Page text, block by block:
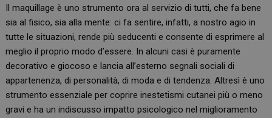
Il maquillage è uno strumento ora al servizio di tutti, che fa bene
sia al fisico, sia alla mente: ci fa sentire, infatti, a nostro agio in
tutte le situazioni, rende più seducenti e consente di esprimere al
meglio il proprio modo d’essere. In alcuni casi è puramente
decorativo e giocoso e lancia all’esterno segnali sociali di
appartenenza, di personalità, di moda e di tendenza. Altresì è uno
strumento essenziale per coprire inestetismi cutanei più o meno
gravi e ha un indiscusso impatto psicologico nel miglioramento